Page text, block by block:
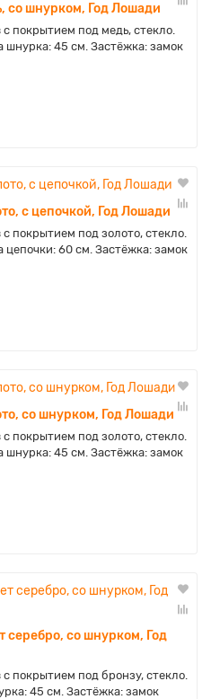
со шнурком, Год Лошади
покрытием под медь, стекло.
45 см. Застёжка: замок
с цепочкой, Год Лошади
покрытием под золото, стекло.
60 см. Застёжка: замок
со шнурком, Год Лошади
покрытием под золото, стекло.
45 см. Застёжка: замок
серебро, со шнурком, Год
покрытием под бронзу, стекло.
45 см. Застёжка: замок